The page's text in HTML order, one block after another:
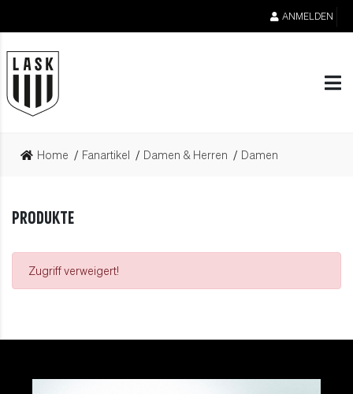
ANMELDEN
Home Fanartikel Damen & Herren Damen
PRODUKTE
Zugriff verweigert!